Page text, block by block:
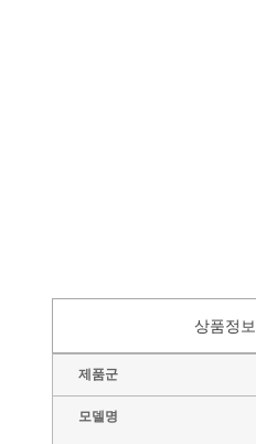
상품정보
제품군
모델명